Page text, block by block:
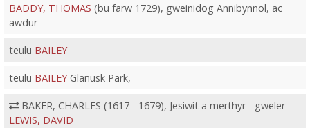
BADDY, THOMAS (bu farw 1729), gweinidog Annibynnol, ac
awdur
teulu BAILEY
teulu BAILEYGlanusk Park,
BAKER, CHARLES (1617 - 1679), Jesiwit a merthyr - gweler
LEWIS, DAVID